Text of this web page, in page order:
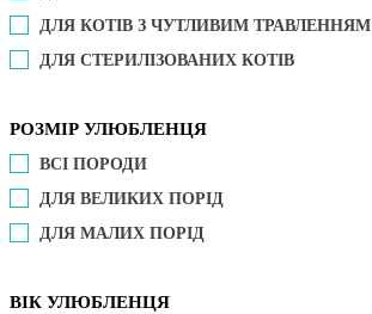
ДЛЯ КОТІВ З ЧУТЛИВИМ ТРАВЛЕННЯМ
ДЛЯ СТЕРИЛІЗОВАНИХ КОТІВ
РОЗМІР УЛЮБЛЕНЦЯ
ВСІ ПОРОДИ
ДЛЯ ВЕЛИКИХ ПОРІД
ДЛЯ МАЛИХ ПОРІД
ВІК УЛЮБЛЕНЦЯ